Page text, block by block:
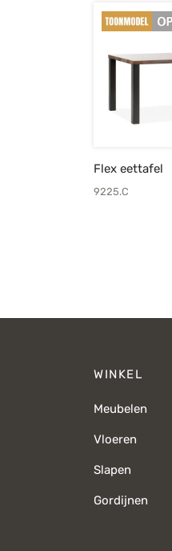
Flex eettafel
9225.C
WINKEL
Meubelen
Vloeren
Slapen
Gordijnen